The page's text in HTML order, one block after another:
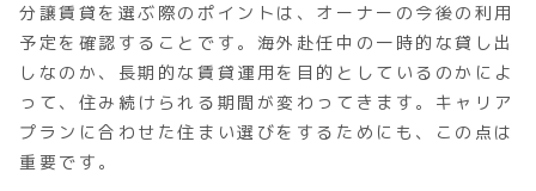
分譲賃貸を選ぶ際のポイントは、オーナーの今後の利用
予定を確認することです。海外赴任中の一時的な貸し出
しなのか、長期的な賃貸運用を目的としているのかによ
って、住み続けられる期間が変わってきます。キャリア
プランに合わせた住まい選びをするためにも、この点は
重要です。